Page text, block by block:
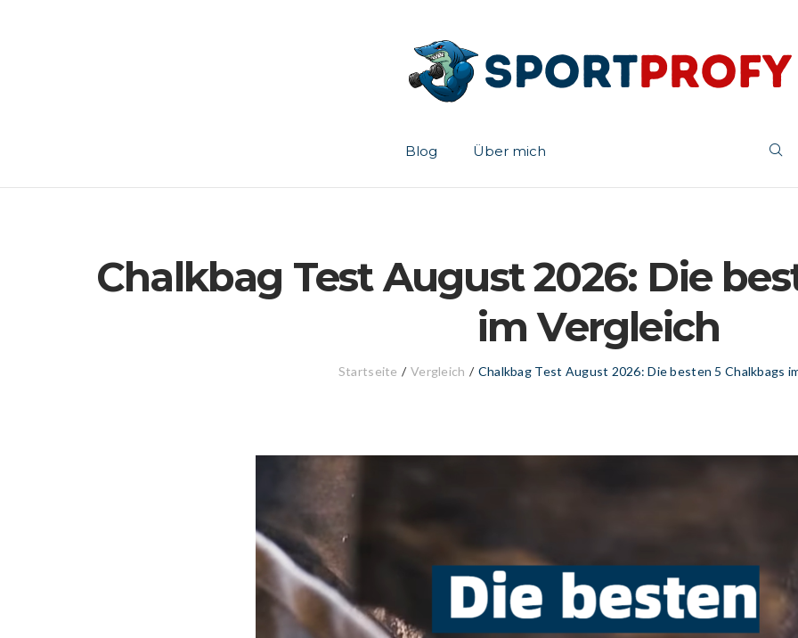
Blog Über mich
Chalkbag Test August 2026: Die
im Vergleich
Startseite / Vergleich / Chalkbag Test August 2026: Die besten 5 Chalkbags